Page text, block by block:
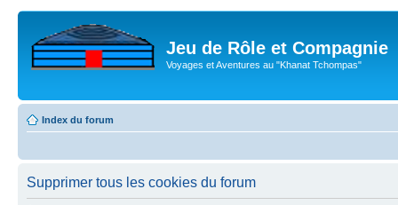
Jeu de Rôle et Compagnie
Voyages et Aventures au "Khanat Tchompas"
Index du forum
Supprimer tous les cookies du forum